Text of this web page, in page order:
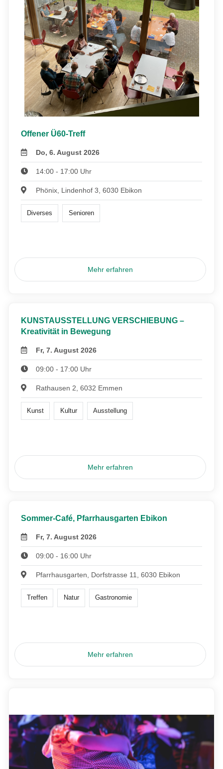
Offener Ü60-Treff
Do, 6. August 2026
14:00 - 17:00 Uhr
Phönix, Lindenhof 3, 6030 Ebikon
Diverses Senioren
Mehr erfahren
KUNSTAUSSTELLUNG VERSCHIEBUNG –
Kreativität in Bewegung
Fr, 7. August 2026
09:00 - 17:00 Uhr
Rathausen 2, 6032 Emmen
Kunst Kultur Ausstellung
Mehr erfahren
Sommer-Café, Pfarrhausgarten Ebikon
Fr, 7. August 2026
09:00 - 16:00 Uhr
Pfarrhausgarten, Dorfstrasse 11, 6030 Ebikon
Treffen Natur Gastronomie
Mehr erfahren